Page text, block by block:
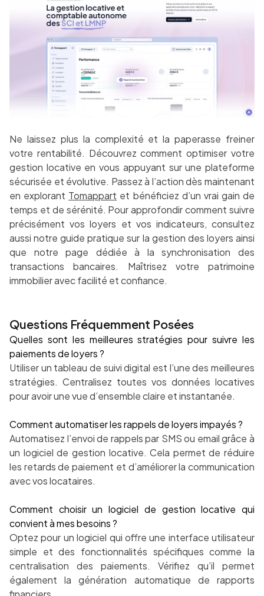
Ne laissez plus la complexité et la paperasse freiner
votre rentabilité. Découvrez comment optimiser votre
gestion locative en vous appuyant sur une plateforme
sécurisée et évolutive. Passez à l’action dès maintenant
en explorant Tomappart et bénéficiez d’un vrai gain de
temps et de sérénité. Pour approfondir comment suivre
précisément vos loyers et vos indicateurs, consultez
aussi notre guide pratique sur la gestion des loyers ainsi
que notre page dédiée à la synchronisation des
transactions bancaires. Maîtrisez votre patrimoine
immobilier avec facilité et confiance.
Questions Fréquemment Posées
Quelles sont les meilleures stratégies pour suivre les
paiements de loyers ?
Utiliser un tableau de suivi digital est l’une des meilleures
stratégies. Centralisez toutes vos données locatives
pour avoir une vue d’ensemble claire et instantanée.
Comment automatiser les rappels de loyers impayés ?
Automatisez l’envoi de rappels par SMS ou email grâce à
un logiciel de gestion locative. Cela permet de réduire
les retards de paiement et d’améliorer la communication
avec vos locataires.
Comment choisir un logiciel de gestion locative qui
convient à mes besoins ?
Optez pour un logiciel qui offre une interface utilisateur
simple et des fonctionnalités spécifiques comme la
centralisation des paiements. Vérifiez qu’il permet
également la génération automatique de rapports